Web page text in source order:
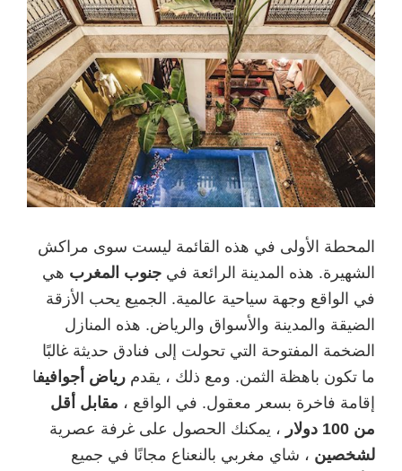
المحطة الأولى في هذه القائمة ليست سوى مراكش
الشهيرة. هذه المدينة الرائعة في جنوب المغرب هي
في الواقع وجهة سياحية عالمية. الجميع يحب الأزقة
الضيقة والمدينة والأسواق والرياض. هذه المنازل
الضخمة المفتوحة التي تحولت إلى فنادق حديثة غالبًا
ما تكون باهظة الثمن. ومع ذلك ، يقدم رياض أجوافيفا
إقامة فاخرة بسعر معقول. في الواقع ، مقابل أقل
من 100 دولار
، يمكنك الحصول على غرفة عصرية
لشخصين ، شاي مغربي بالنعناع مجانًا في جميع